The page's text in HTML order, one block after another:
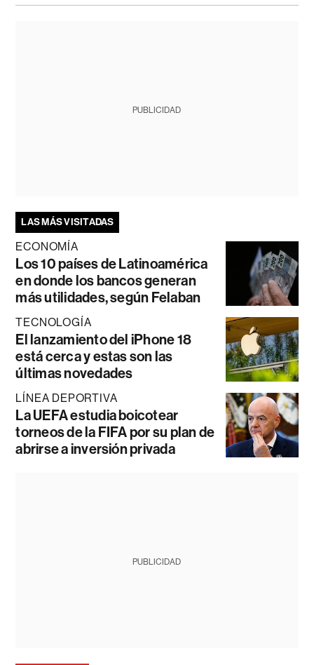
PUBLICIDAD
LAS MÁS VISITADAS
ECONOMÍA
Los 10 países de Latinoamérica
en donde los bancos generan
más utilidades, según Felaban
TECNOLOGÍA
El lanzamiento del iPhone 18
está cerca y estas son las
últimas novedades
LÍNEA DEPORTIVA
La UEFA estudia boicotear
torneos de la FIFA por su plan de
abrirse a inversión privada
PUBLICIDAD